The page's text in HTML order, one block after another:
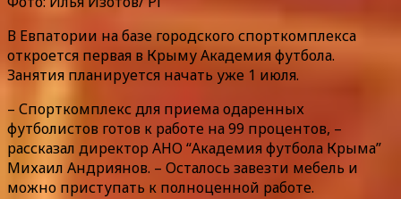
В Евпатории на базе городского спорткомплекса
откроется первая в Крыму Академия футбола.
Занятия планируется начать уже 1 июля.
– Спорткомплекс для приема одаренных
футболистов готов к работе на 99 процентов, –
рассказал директор АНО “Академия футбола Крыма”
Михаил Андриянов. – Осталось завезти мебель и
можно приступать к полноценной работе.